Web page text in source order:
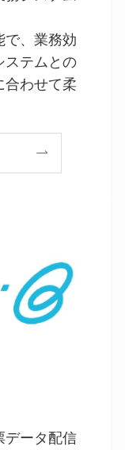
で、業務効
ステムとの
合わせて柔
データ配信